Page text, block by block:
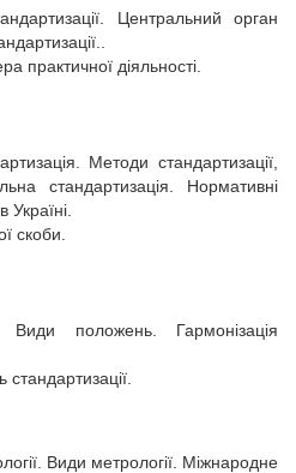
Центральний орган
практичної діяльності.
Методи стандартизації,
стандартизація. Нормативні
Україні.
скоби.
положень. Гармонізація
Види метрології. Міжнародне